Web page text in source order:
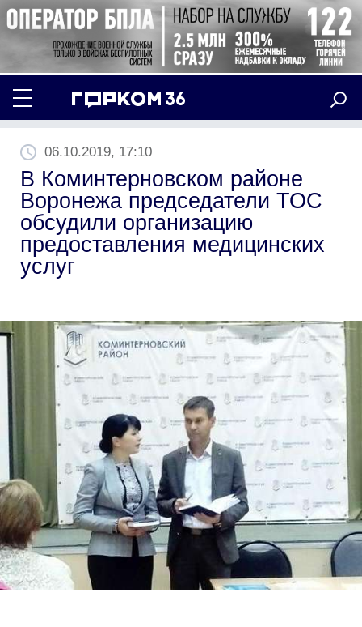
06.10.2019, 17:10
В Коминтерновском районе
Воронежа председатели ТОС
обсудили организацию
предоставления медицинских
услуг